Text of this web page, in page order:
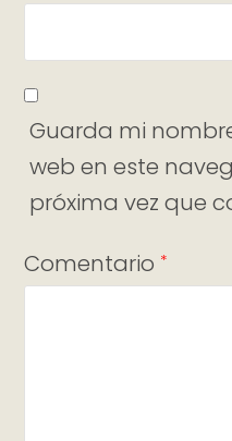
Guarda mi
web en este
próxima vez que
Comentario *